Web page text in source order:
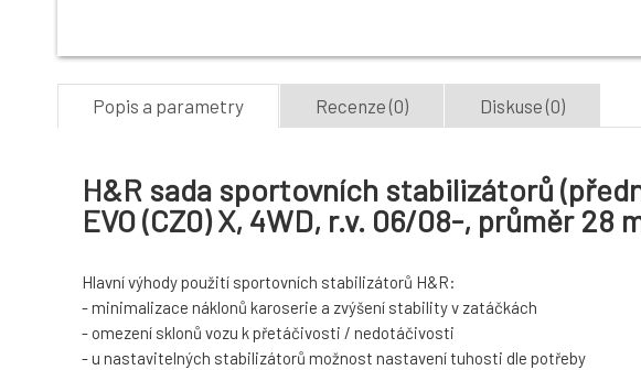
Popis a parametry Recenze (0) Diskuse (0)
H&R sada sportovních stabilizátorů
EVO (CZ0) X, 4WD, r.v. 06/08-, průměr 28
Hlavní výhody použití sportovních stabilizátorů H&R:
- minimalizace náklonů karoserie a zvýšení stability v zatáčkách
- omezení sklonů vozu k přetáčivosti / nedotáčivosti
- u nastavitelných stabilizátorů možnost nastavení tuhosti dle potřeby